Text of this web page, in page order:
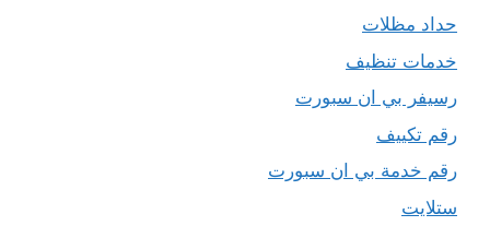
حداد مظلات
خدمات تنظيف
رسيفر بي ان سبورت
رقم تكييف
رقم خدمة بي ان سبورت
ستلايت